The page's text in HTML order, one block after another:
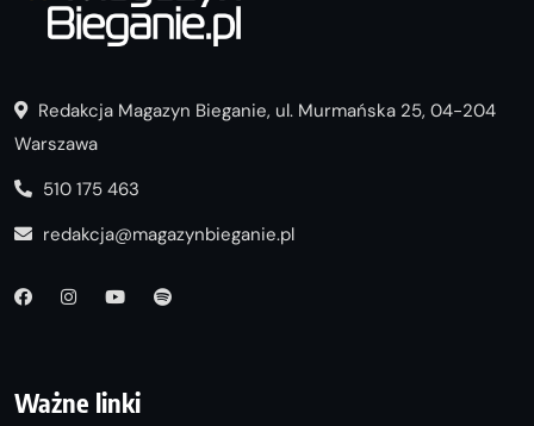
Redakcja Magazyn Bieganie, ul. Murmańska 25, 04-204
Warszawa
510 175 463
redakcja@magazynbieganie.pl
Ważne linki